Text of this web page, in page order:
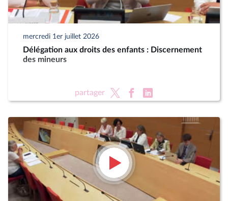
mercredi 1er juillet 2026
Délégation aux droits des enfants : Discernement
des mineurs
partager